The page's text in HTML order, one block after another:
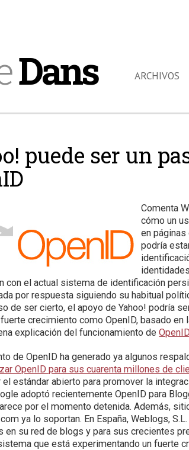
Dans ARCHIVOS
puede ser un
Comenta
cómo un
en páginas
podría
con el actual sistema de identificación
por respuesta siguiendo su habitual
de ser cierto, el apoyo de Yahoo! podría
crecimiento como OpenID, basado
explicación del funcionamiento de
de OpenID ha generado ya algunos
OpenID para sus cuarenta millones de
el estándar abierto para promover la
adoptó recientemente OpenID para
por el momento detenida. Además,
ya lo soportan. En España, Weblogs,
en su red de blogs y para sus crecientes
que está experimentando un fuerte